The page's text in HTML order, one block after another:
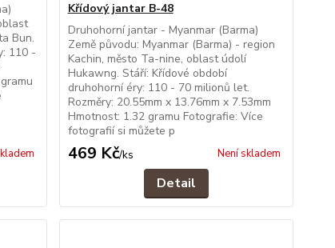
Bun.
110 -
Křídový jantar B-48
Druhohorní jantar - Myanmar (Barma)
Země původu: Myanmar (Barma) - region
Kachin, město Ta-nine, oblast údolí
Hukawng. Stáří: Křídové období
druhohorní éry: 110 - 70 milionů let.
Rozměry: 20.55mm x 13.76mm x 7.53mm
Hmotnost: 1.32 gramu Fotografie: Více
fotografií si můžete p
469 Kč/ks Není skladem
Detail